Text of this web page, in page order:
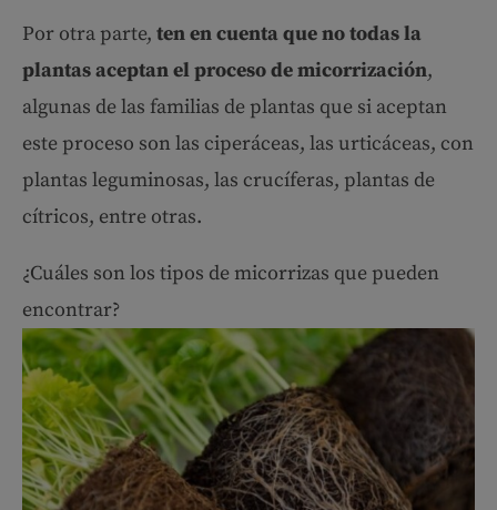
Por otra parte, ten en cuenta que no todas la
plantas aceptan el proceso de micorrización,
algunas de las familias de plantas que si aceptan
este proceso son las ciperáceas, las urticáceas, con
plantas leguminosas, las crucíferas, plantas de
cítricos, entre otras.
¿Cuáles son los tipos de micorrizas que pueden
encontrar?